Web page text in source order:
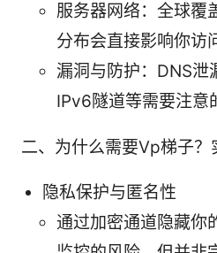
服务器网络：全球覆
分布会直接影响你访
漏洞与防护：DNS泄
IPv6隧道等需要注意
二、为什么需要Vp梯子？
隐私保护与匿名性
通过加密通道隐藏你